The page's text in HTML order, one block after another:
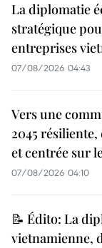
La diplomatie
stratégique
entreprises
07/08/2026 04:43
Vers une
2045
et centrée sur
07/08/2026 04:10
📝 Édito: La
vietnamienne,